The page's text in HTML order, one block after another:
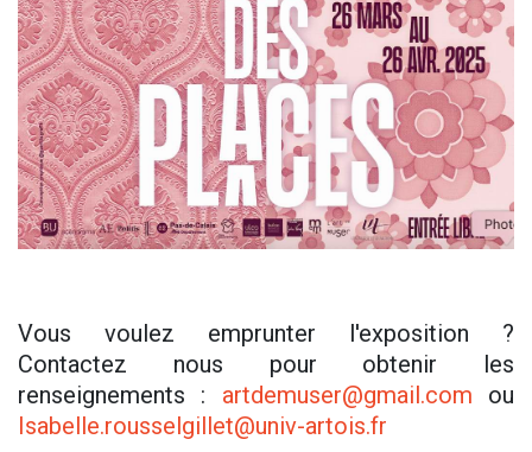
Vous voulez emprunter l'exposition ?
Contactez nous pour obtenir les
renseignements : artdemuser@gmail.com ou
Isabelle.rousselgillet@univ-artois.fr